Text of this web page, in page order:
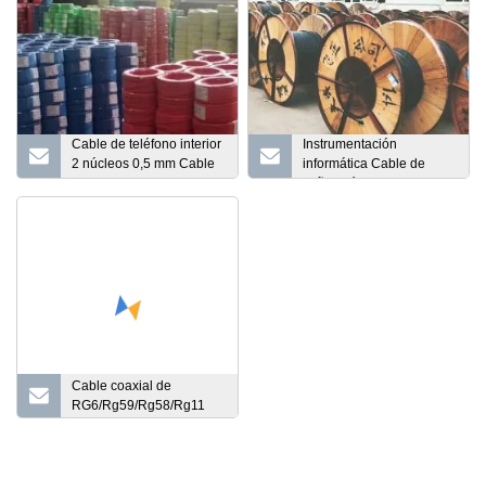
Cable de teléfono interior
2 núcleos 0,5 mm Cable
de puente aislado con
PVC
Instrumentación
informática Cable de
señal médica para cable
Cable coaxial de
RG6/Rg59/Rg58/Rg11